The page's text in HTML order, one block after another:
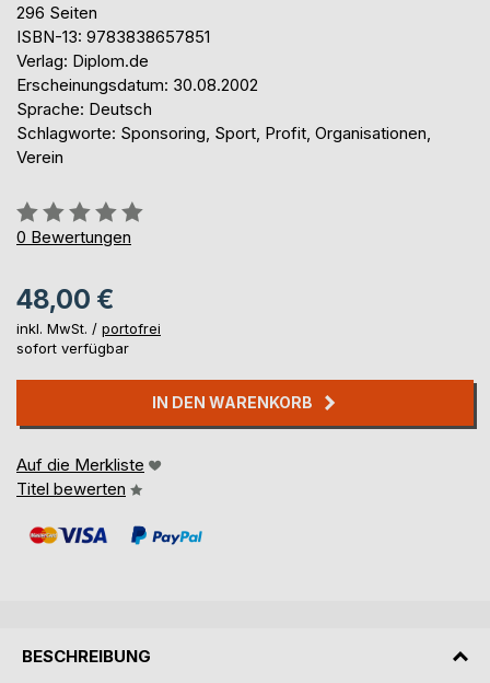
296 Seiten
ISBN-13: 9783838657851
Verlag: Diplom.de
Erscheinungsdatum: 30.08.2002
Sprache: Deutsch
Schlagworte: Sponsoring, Sport, Profit, Organisationen,
Verein
Bewertung::
0%
0 Bewertungen
48,00 €
inkl. MwSt. / portofrei
sofort verfügbar
IN DEN WARENKORB
Auf die Merkliste
Titel bewerten
BESCHREIBUNG